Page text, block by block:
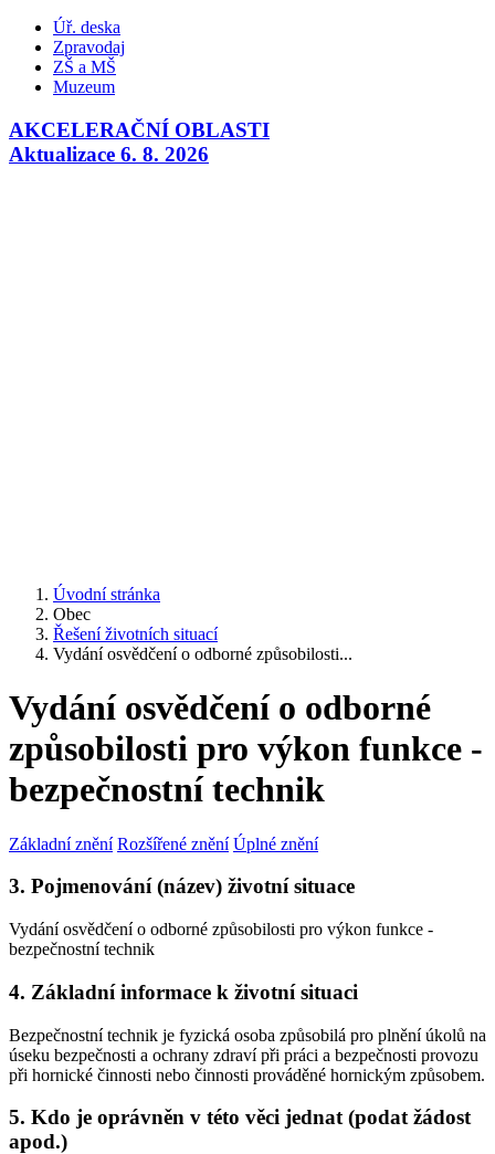
Úř. deska
Zpravodaj
ZŠ a MŠ
Muzeum
AKCELERAČNÍ OBLASTI
Aktualizace 6. 8. 2026
Úvodní stránka
Obec
Řešení životních situací
Vydání osvědčení o odborné způsobilosti...
Vydání osvědčení o odborné
způsobilosti pro výkon funkce -
bezpečnostní technik
Základní znění Rozšířené znění Úplné znění
3. Pojmenování (název) životní situace
Vydání osvědčení o odborné způsobilosti pro výkon funkce -
bezpečnostní technik
4. Základní informace k životní situaci
Bezpečnostní technik je fyzická osoba způsobilá pro plnění úkolů na
úseku bezpečnosti a ochrany zdraví při práci a bezpečnosti provozu
při hornické činnosti nebo činnosti prováděné hornickým způsobem.
5. Kdo je oprávněn v této věci jednat (podat žádost
apod.)